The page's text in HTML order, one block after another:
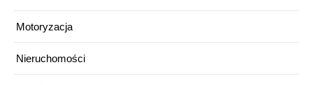
Motoryzacja
Nieruchomości